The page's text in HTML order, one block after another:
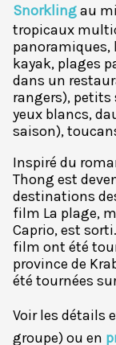
Snorklingau
tropicaux
panoramiques,
kayak, plages
dans un
rangers), petits
yeux blancs,
saison),
Inspiré du
Thong est
destinations
film La plage,
Caprio, est
film ont été
province de
été tournées
Voir les détails
groupe) ou en